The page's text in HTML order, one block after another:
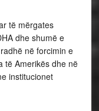
të mërgates
dhe shumë e
në forcimin e
të Amerikës dhe në
institucionet